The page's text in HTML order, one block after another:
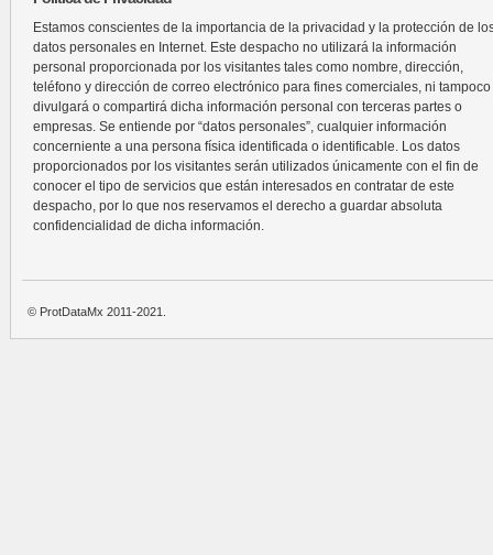
Estamos conscientes de la importancia de la privacidad y la protección de
datos personales en Internet. Este despacho no utilizará la información
personal proporcionada por los visitantes tales como nombre, dirección,
teléfono y dirección de correo electrónico para fines comerciales, ni tampoco
divulgará o compartirá dicha información personal con terceras partes o
empresas. Se entiende por “datos personales”, cualquier información
concerniente a una persona física identificada o identificable. Los datos
proporcionados por los visitantes serán utilizados únicamente con el fin de
conocer el tipo de servicios que están interesados en contratar de este
despacho, por lo que nos reservamos el derecho a guardar absoluta
confidencialidad de dicha información.
© ProtDataMx 2011-2021.